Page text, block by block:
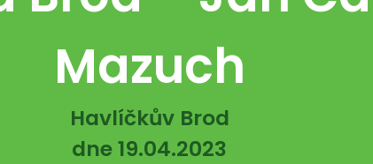
Mazuch
Havlíčkův Brod
dne 19.04.2023